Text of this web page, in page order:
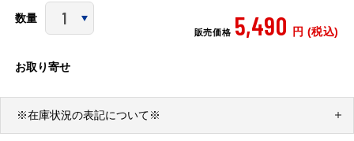
数量
販売価格 5,490 円 (税込)
お取り寄せ
※在庫状況の表記について※